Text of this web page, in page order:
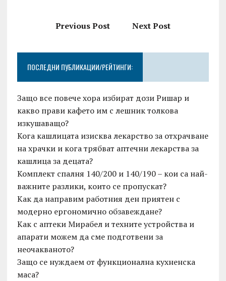
Previous Post Next Post
ПОСЛЕДНИ ПУБЛИКАЦИИ/РЕЙТИНГИ:
Защо все повече хора избират дози Ришар и
какво прави кафето им с лешник толкова
изкушаващо?
Кога кашлицата изисква лекарство за отхрачване
на храчки и кога трябват аптечни лекарства за
кашлица за децата?
Комплект спалня 140/200 и 140/190 – кои са най-
важните разлики, които се пропускат?
Как да направим работния ден приятен с
модерно ергономично обзавеждане?
Как с аптеки Мирабел и техните устройства и
апарати можем да сме подготвени за
неочакваното?
Защо се нуждаем от функционална кухненска
маса?